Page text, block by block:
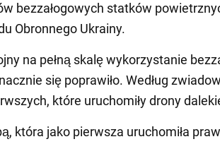
bezzałogowych statków
Obronnego Ukrainy.
na pełną skalę wykorzystanie
się poprawiło. Według
które uruchomiły drony
która jako pierwsza uruchomiła